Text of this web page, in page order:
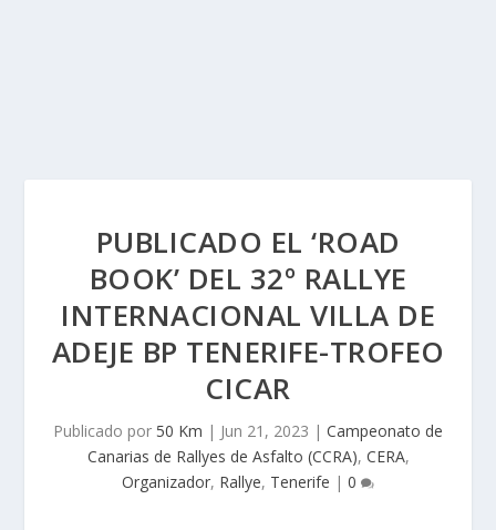
PUBLICADO EL ‘ROAD
BOOK’ DEL 32º RALLYE
INTERNACIONAL VILLA DE
ADEJE BP TENERIFE-TROFEO
CICAR
Publicado por 50 Km | Jun 21, 2023 | Campeonato de
Canarias de Rallyes de Asfalto (CCRA), CERA,
Organizador, Rallye, Tenerife | 0